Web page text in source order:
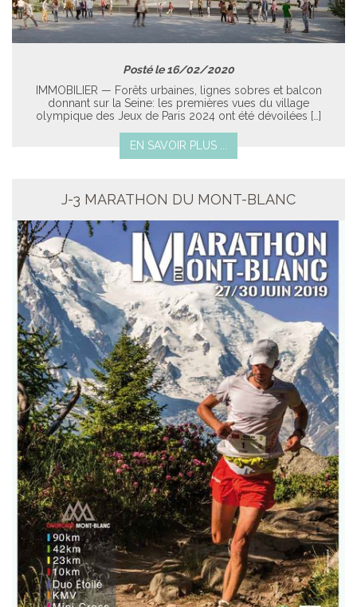
Posté le 16/02/2020
IMMOBILIER — Forêts urbaines, lignes sobres et balcon
donnant sur la Seine: les premières vues du village
olympique des Jeux de Paris 2024 ont été dévoilées […]
EN SAVOIR PLUS ...
J-3 MARATHON DU MONT-BLANC